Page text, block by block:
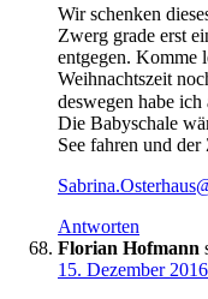
Wir schenken
Zwerg grade erst
entgegen. Komme
Weihnachtszeit
deswegen habe
Die Babyschale
See fahren und
Antworten
Florian Hofmann
15. Dezember